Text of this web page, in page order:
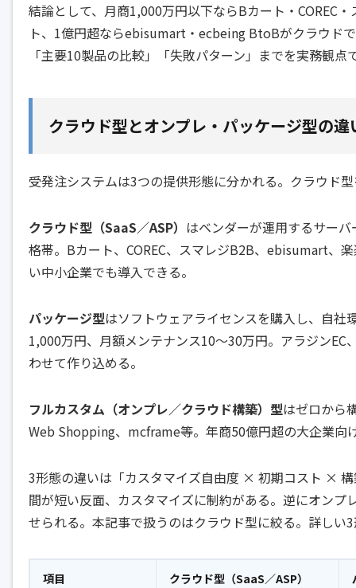
結論として、月商1,000万円以下ならBカート・COREC
ト、1億円超ならebisumart・ecbeing BtoBがクラウド
「主要10製品の比較」「失敗パターン」までを実務観点
クラウド型とオンプレ・パッケージ型の違
受発注システムは3つの提供形態に分かれる。クラウド
クラウド型（SaaS／ASP） はベンダーが運用するサー
格帯。Bカート、COREC、スマレジB2B、ebisumart、
い中小企業でも導入できる。
パッケージ型はソフトウェアライセンスを購入し、自
1,000万円、月額メンテナンス10〜30万円。アラジンEC
わせて作り込める。
フルカスタム（オンプレ／クラウド構築）型はゼロから
Web Shopping、mcframe等。年商50億円超の大企業向
3形態の違いは「カスタマイズ自由度 × 初期コスト ×
間が短い反面、カスタマイズに制約がある。逆にオン
せられる。本記事で扱うのはクラウド型に絞る。詳しい
項目 クラウド型（SaaS／ASP）